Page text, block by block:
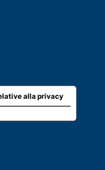
alla privacy